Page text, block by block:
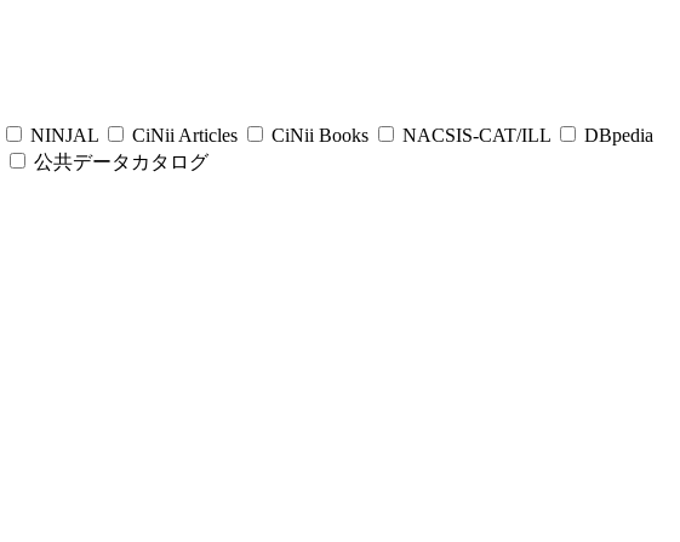
NINJAL CiNii Articles CiNii Books NACSIS-CAT/ILL
DBpedia
公共データカタログ